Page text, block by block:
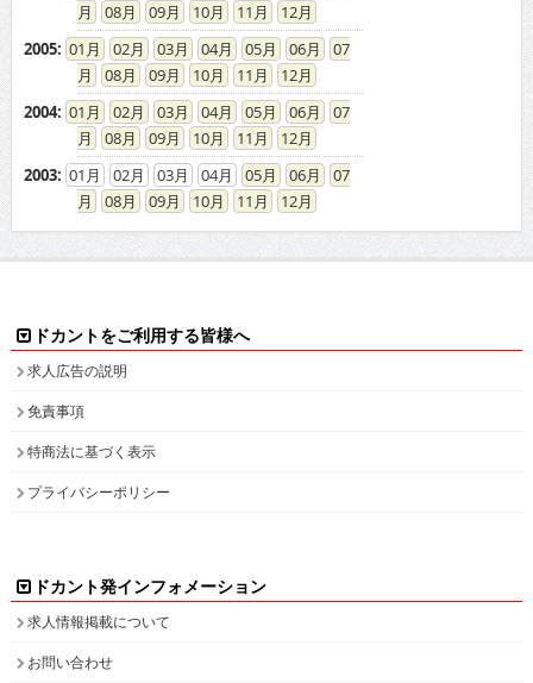
08
09 10 11
12
2005: 01 02 03 04 05 06
07
08
09 10 11
12
2004: 01 02 03 04 05 06
07
08
09 10 11
12
2003: 01 02 03 04 05 06
07
08
09 10 11 12
ドカントをご利用する皆様へ
求人広告の説明
免責事項
特商法に基づく表示
プライバシーポリシー
ドカント発インフォメーション
求人情報掲載について
お問い合わせ